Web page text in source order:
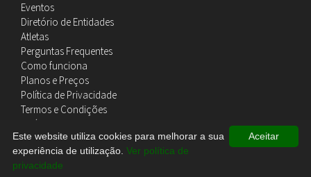
Eventos
Diretório de Entidades
Atletas
Perguntas Frequentes
Como funciona
Planos e Preços
Política de Privacidade
Termos e Condições
Política de Cookies
Contactos
Aceitar
Este website utiliza cookies para melhorar a sua
experiência de utilização. Ver política de
privacidade